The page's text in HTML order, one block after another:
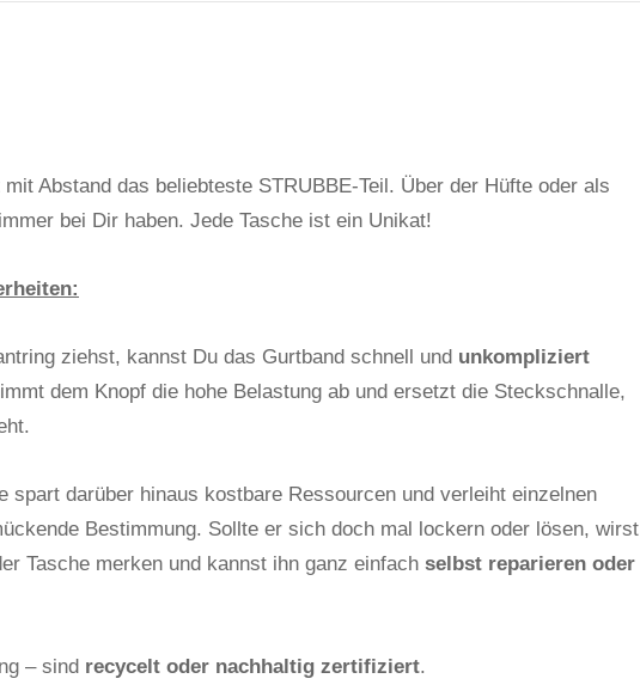
Abstand das beliebteste STRUBBE-Teil. Über der Hüfte oder als
bei Dir haben. Jede Tasche ist ein Unikat!
ziehst, kannst Du das Gurtband schnell und unkompliziert
dem Knopf die hohe Belastung ab und ersetzt die Steckschnalle,
spart darüber hinaus kostbare Ressourcen und verleiht einzelnen
Bestimmung. Sollte er sich doch mal lockern oder lösen, wirst
Tasche merken und kannst ihn ganz einfach selbst reparieren oder
– sind recycelt oder nachhaltig zertifiziert.